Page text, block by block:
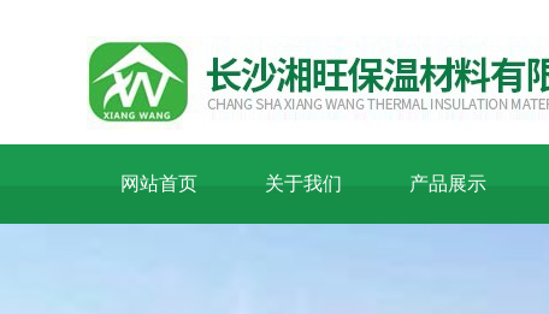
网站首页 关于我们 产品展示